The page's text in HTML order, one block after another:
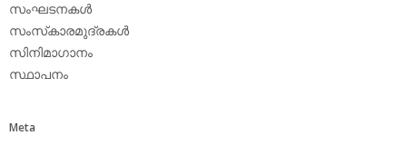
സംഘടനകള്‍
സംസ്‌കാരമുദ്രകള്‍
സിനിമാഗാനം
സ്ഥാപനം
Meta